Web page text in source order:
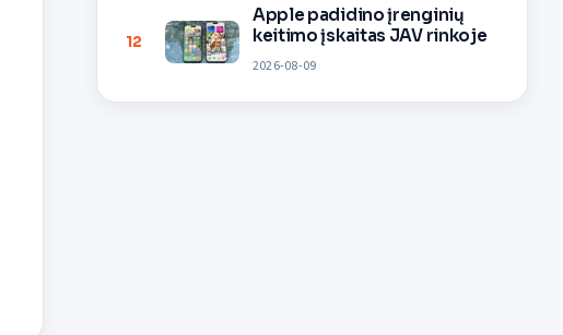
12
Apple padidino įrenginių
keitimo įskaitas JAV rinkoje
2026-08-09